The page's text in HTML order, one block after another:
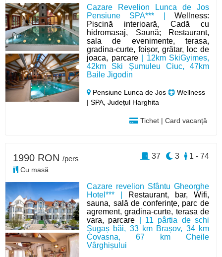
Cazare Revelion Lunca de Jos
Pensiune SPA*** | Wellness:
Piscină interioară, Cadă cu
hidromasaj, Saună; Restaurant,
sala de evenimente, terasa,
gradina-curte, foișor, grătar, loc de
joaca, parcare| 12km SkiGyimes,
42km Ski Șumuleu Ciuc, 47km
Baile Jigodin
Pensiune Lunca de Jos
Wellness
| SPA, Județul Harghita
Tichet | Card vacanță
Cazare revelion Sfântu Gheorghe
Hotel*** |
Restaurant, bar, Wifi,
sauna, sală de conferințe, parc de
agrement, gradina-curte, terasa de
vara, parcare | 11 pârtia de schi
Șugaș băi, 33 km Brașov, 34 km
Covasna, 67 km Cheile
Vârghișului
1990 RON /pers
Cu masă
1 - 74
3
37